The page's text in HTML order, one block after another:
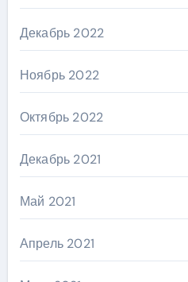
Декабрь 2022
Ноябрь 2022
Октябрь 2022
Декабрь 2021
Май 2021
Апрель 2021